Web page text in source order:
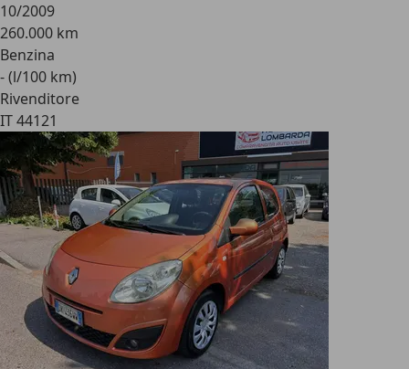
10/2009
260.000 km
Benzina
- (l/100 km)
Rivenditore
IT 44121